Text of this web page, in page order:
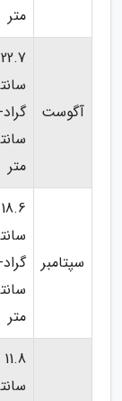
متر
آگوست
22.7
متر
سپتامبر
18.6
متر
11.8